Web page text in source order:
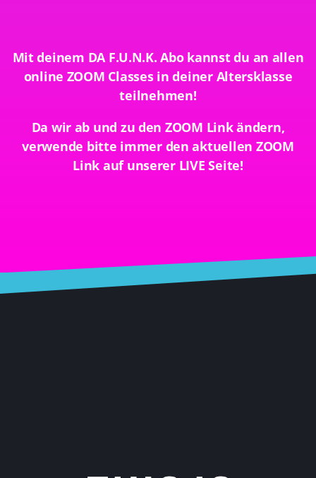
Mit deinem DA F.U.N.K. Abo kannst du an allen
online ZOOM Classes in deiner Altersklasse
teilnehmen!
Da wir ab und zu den ZOOM Link ändern,
verwende bitte immer den aktuellen ZOOM
Link auf unserer LIVE Seite!